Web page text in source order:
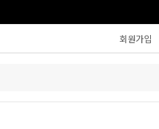
회원가입